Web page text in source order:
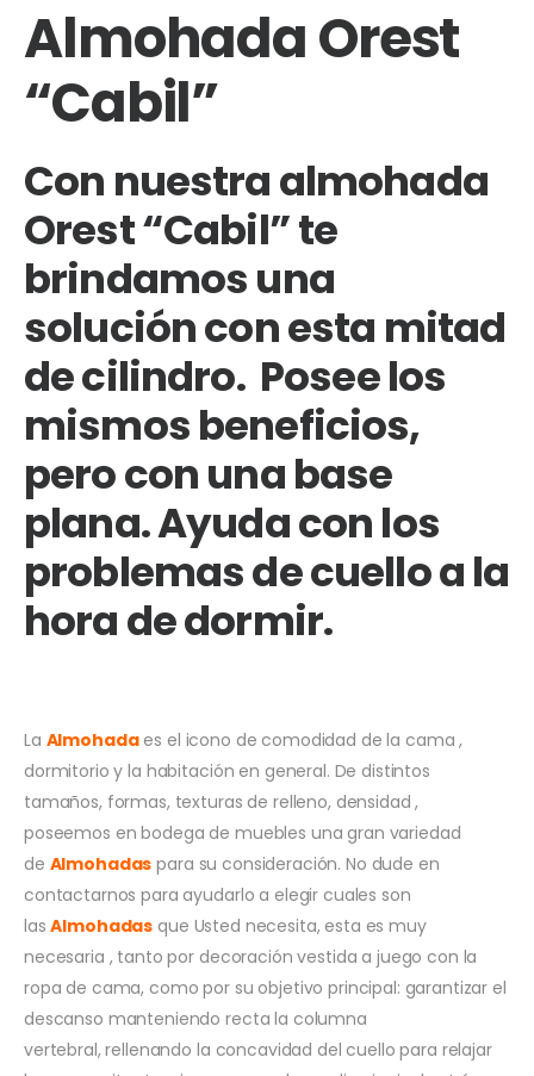
Almohada Orest
“Cabil”
Con nuestraalmohada
Orest “Cabil” te
brindamos una
solución con esta mitad
de cilindro. Posee los
mismos beneficios,
pero con una base
plana. Ayuda con los
problemas de cuello a la
hora de dormir.
La Almohada es el icono de comodidad de la cama ,
dormitorio y la habitación en general. De distintos
tamaños, formas, texturas de relleno, densidad ,
poseemos en bodega de muebles una gran variedad
de Almohadas para su consideración. No dude en
contactarnos para ayudarlo a elegir cuales son
lasAlmohadas que Usted necesita, esta es muy
necesaria , tanto por decoración vestida a juego con la
ropa de cama, como por su objetivo principal: garantizar el
descanso manteniendo recta la columna
vertebral, rellenando la concavidad del cuello para relajar